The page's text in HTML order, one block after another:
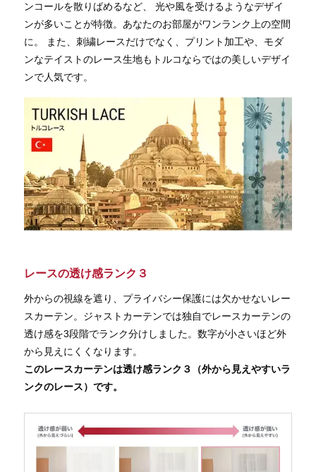
ンコールを散りばめるなど、 光や風を受けるようなデザイ
ンが多いことが特徴。あなたのお部屋がワンランク上の空間
に。 また、刺繍レースだけでなく、プリント加工や、モダ
ンなテイストのレース生地もトルコならではの美しいデザイ
ンで人気です。
レースの透け感ランク３
外からの視線を遮り、プライバシー保護には欠かせないレー
スカーテン。ジャストカーテンでは独自でレースカーテンの
透け感を3段階でランク分けしました。数字が小さいほど外
から見えにくくなります。
このレースカーテンは透け感ランク３（外から見えやすいラ
ンクのレース）です。